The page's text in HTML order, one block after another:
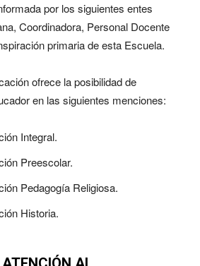
por los siguientes entes
Coordinadora, Personal Docente
primaria de esta Escuela.
ofrece la posibilidad de
en las siguientes menciones:
Integral.
Preescolar.
Pedagogía Religiosa.
Historia.